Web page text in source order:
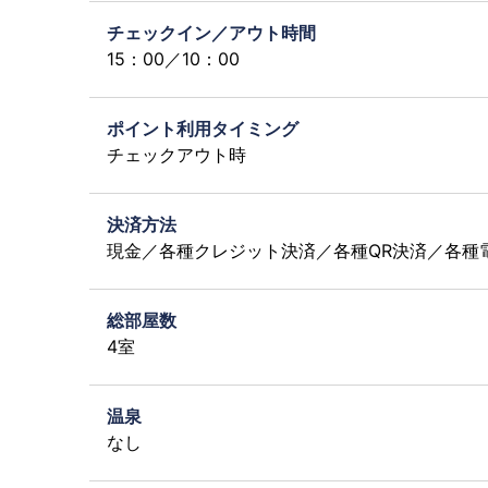
チェックイン／アウト時間
15：00／10：00
ポイント利用タイミング
チェックアウト時
決済方法
現金／各種クレジット決済／各種QR決済／各種
総部屋数
4室
温泉
なし